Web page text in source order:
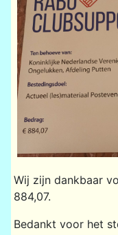
Wij zijn dankbaar
884,07.
Bedankt voor het